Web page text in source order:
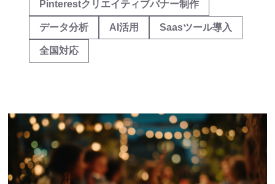
Pinterestクリエイティブバナー制作
データ分析 AI活用 Saasツール導入
全国対応